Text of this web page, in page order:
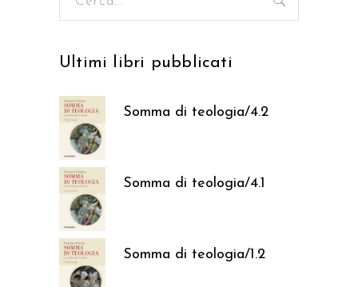
Ultimi libri pubblicati
Somma di teologia/4.2
37,05€
Somma di teologia/4.1
37,05€
Somma di teologia/1.2
37,05€